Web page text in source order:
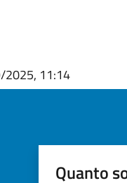
2025, 11:14
Quanto